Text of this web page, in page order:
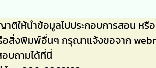
ให้นำข้อมูลไปประกอบการสอน หรื
อสิ่งพิมพ์อื่นๆ กรุณาแจ้งขอจาก
อบถามได้ที่นี่